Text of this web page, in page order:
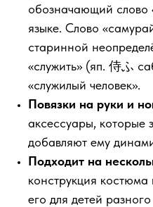
обозначающий слово
языке. Слово
старинной
«служить» (яп. 侍ふ
«служилый человек».
Повязки на руки и
аксессуары, которые
добавляют ему
Подходит на
конструкция костюма
его для детей